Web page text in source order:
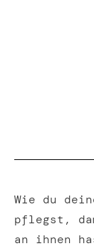
Wie du
pflegst,
an ihnen